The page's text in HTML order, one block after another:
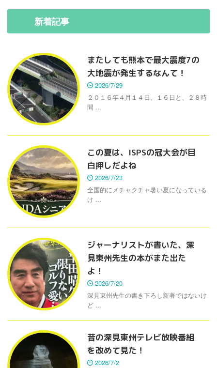
新着記事
またしても熊本で最大震度7の
大地震が発生するなんて！
2026/7/29
２０１６年４月１４日、１６日と、２８時
間 ...
この夏は、ISPSの冠大会が目
白押しだよね
2026/7/23
全国的にメチャクチャ暑い夏になっている
け ...
ジャーナリストが書いた、深
見東州先生の本がまた出た
よ！
2026/7/20
深見東州先生の書き下ろし新著ではないけ
ど ...
昔の深見東州テレビ放映番組
を改めて見た！
2026/7/2